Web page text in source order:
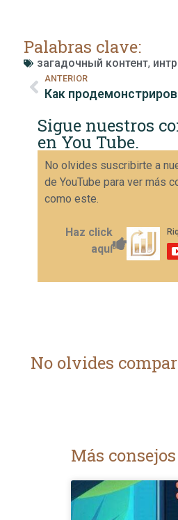
Palabras clave:
загадочный контент,
ANTERIOR
Как
Sigue nuestros
en You Tube.
No olvides suscribirte a
de YouTube para ver más
como este.
Haz click
aquí
No olvides
Más